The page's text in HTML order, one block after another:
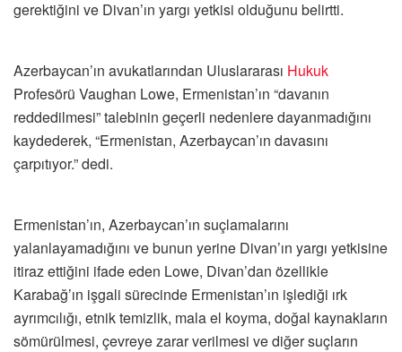
gerektiğini ve Divan’ın yargı yetkisi olduğunu belirtti.
Azerbaycan’ın avukatlarından Uluslararası Hukuk
Profesörü Vaughan Lowe, Ermenistan’ın “davanın
reddedilmesi” talebinin geçerli nedenlere dayanmadığını
kaydederek, “Ermenistan, Azerbaycan’ın davasını
çarpıtıyor.” dedi.
Ermenistan’ın, Azerbaycan’ın suçlamalarını
yalanlayamadığını ve bunun yerine Divan’ın yargı yetkisine
itiraz ettiğini ifade eden Lowe, Divan’dan özellikle
Karabağ’ın işgali sürecinde Ermenistan’ın işlediği ırk
ayrımcılığı, etnik temizlik, mala el koyma, doğal kaynakların
sömürülmesi, çevreye zarar verilmesi ve diğer suçların